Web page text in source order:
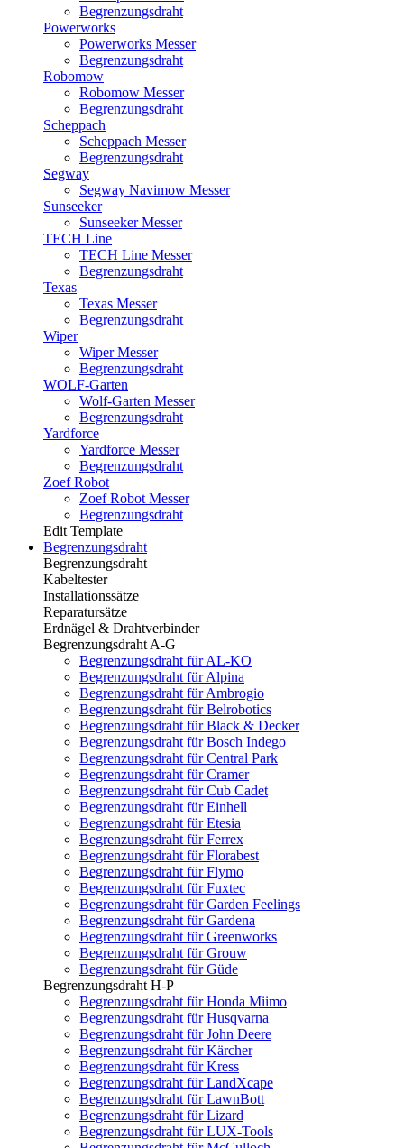
Begrenzungsdraht
Powerworks
Powerworks Messer
Begrenzungsdraht
Robomow
Robomow Messer
Begrenzungsdraht
Scheppach
Scheppach Messer
Begrenzungsdraht
Segway
Segway Navimow Messer
Sunseeker
Sunseeker Messer
TECH Line
TECH Line Messer
Begrenzungsdraht
Texas
Texas Messer
Begrenzungsdraht
Wiper
Wiper Messer
Begrenzungsdraht
WOLF-Garten
Wolf-Garten Messer
Begrenzungsdraht
Yardforce
Yardforce Messer
Begrenzungsdraht
Zoef Robot
Zoef Robot Messer
Begrenzungsdraht
Edit Template
Begrenzungsdraht
Begrenzungsdraht
Kabeltester
Installationssätze
Reparatursätze
Erdnägel & Drahtverbinder
Begrenzungsdraht A-G
Begrenzungsdraht für AL-KO
Begrenzungsdraht für Alpina
Begrenzungsdraht für Ambrogio
Begrenzungsdraht für Belrobotics
Begrenzungsdraht für Black & Decker
Begrenzungsdraht für Bosch Indego
Begrenzungsdraht für Central Park
Begrenzungsdraht für Cramer
Begrenzungsdraht für Cub Cadet
Begrenzungsdraht für Einhell
Begrenzungsdraht für Etesia
Begrenzungsdraht für Ferrex
Begrenzungsdraht für Florabest
Begrenzungsdraht für Flymo
Begrenzungsdraht für Fuxtec
Begrenzungsdraht für Garden Feelings
Begrenzungsdraht für Gardena
Begrenzungsdraht für Greenworks
Begrenzungsdraht für Grouw
Begrenzungsdraht für Güde
Begrenzungsdraht H-P
Begrenzungsdraht für Honda Miimo
Begrenzungsdraht für Husqvarna
Begrenzungsdraht für John Deere
Begrenzungsdraht für Kärcher
Begrenzungsdraht für Kress
Begrenzungsdraht für LandXcape
Begrenzungsdraht für LawnBott
Begrenzungsdraht für Lizard
Begrenzungsdraht für LUX-Tools